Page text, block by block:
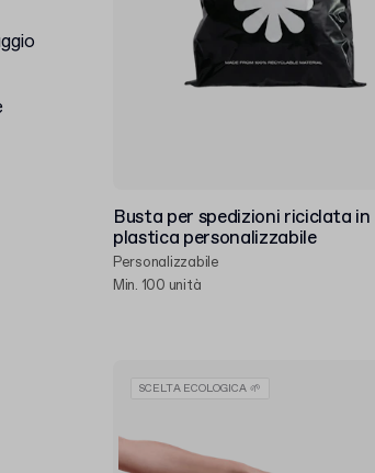
Busta per spedizioni riciclata in
plastica personalizzabile
Personalizzabile
Min. 100 unità
SCELTA ECOLOGICA 🌱